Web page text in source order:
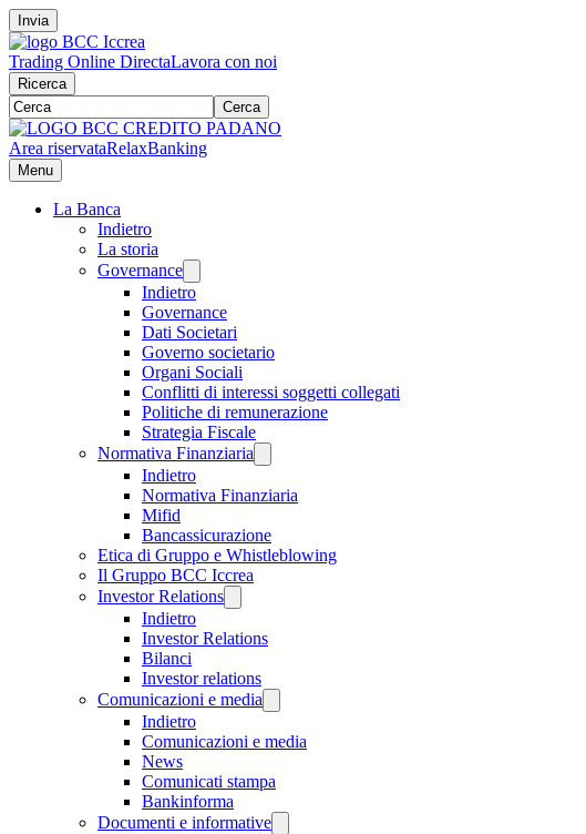
Invia
Trading Online DirectaLavora con noi
Ricerca
Cerca
Area riservataRelaxBanking
Menu
La Banca
Indietro
La storia
Governance
Indietro
Governance
Dati Societari
Governo societario
Organi Sociali
Conflitti di interessi soggetti collegati
Politiche di remunerazione
Strategia Fiscale
Normativa Finanziaria
Indietro
Normativa Finanziaria
Mifid
Bancassicurazione
Etica di Gruppo e Whistleblowing
Il Gruppo BCC Iccrea
Investor Relations
Indietro
Investor Relations
Bilanci
Investor relations
Comunicazioni e media
Indietro
Comunicazioni e media
News
Comunicati stampa
Bankinforma
Documenti e informative